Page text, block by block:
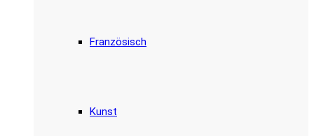
Französisch
Kunst